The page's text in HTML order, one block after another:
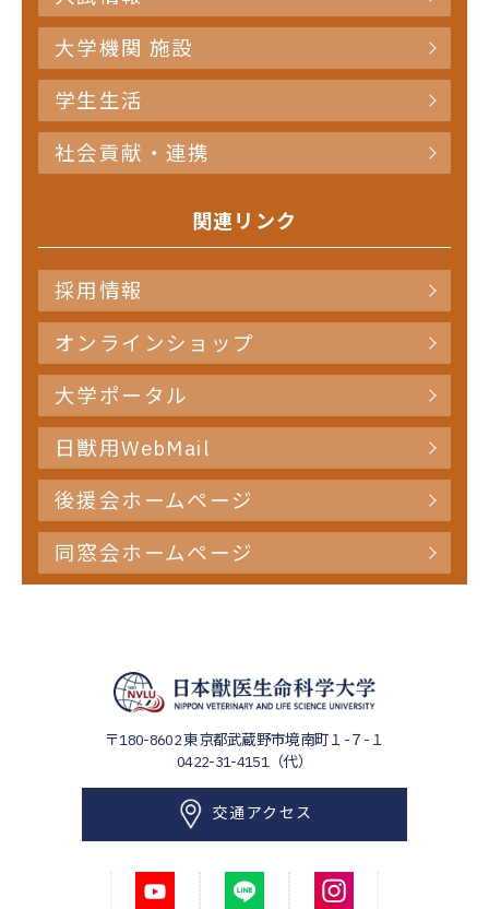
大学機関 施設
学生生活
社会貢献・連携
関連リンク
採用情報
オンラインショップ
大学ポータル
日獣用WebMail
後援会ホームページ
同窓会ホームページ
〒180-8602東京都武蔵野市境南町１-７-１
0422-31-4151（代）
交通アクセス